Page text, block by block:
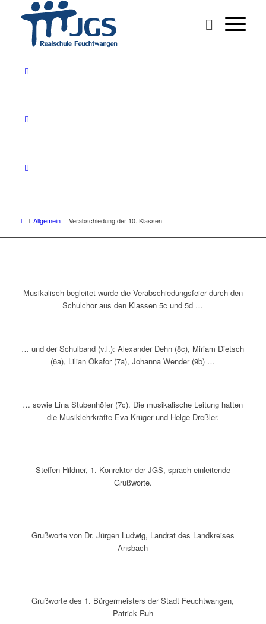
Allgemein Verabschiedung der 10. Klassen
Musikalisch begleitet wurde die Verabschiedungsfeier durch den
Schulchor aus den Klassen 5c und 5d …
… und der Schulband (v.l.): Alexander Dehn (8c), Miriam Dietsch
(6a), Lilian Okafor (7a), Johanna Wender (9b) …
… sowie Lina Stubenhöfer (7c). Die musikalische Leitung hatten
die Musiklehrkräfte Eva Krüger und Helge Dreßler.
Steffen Hildner, 1. Konrektor der JGS, sprach einleitende
Grußworte.
Grußworte von Dr. Jürgen Ludwig, Landrat des Landkreises
Ansbach
Grußworte des 1. Bürgermeisters der Stadt Feuchtwangen,
Patrick Ruh